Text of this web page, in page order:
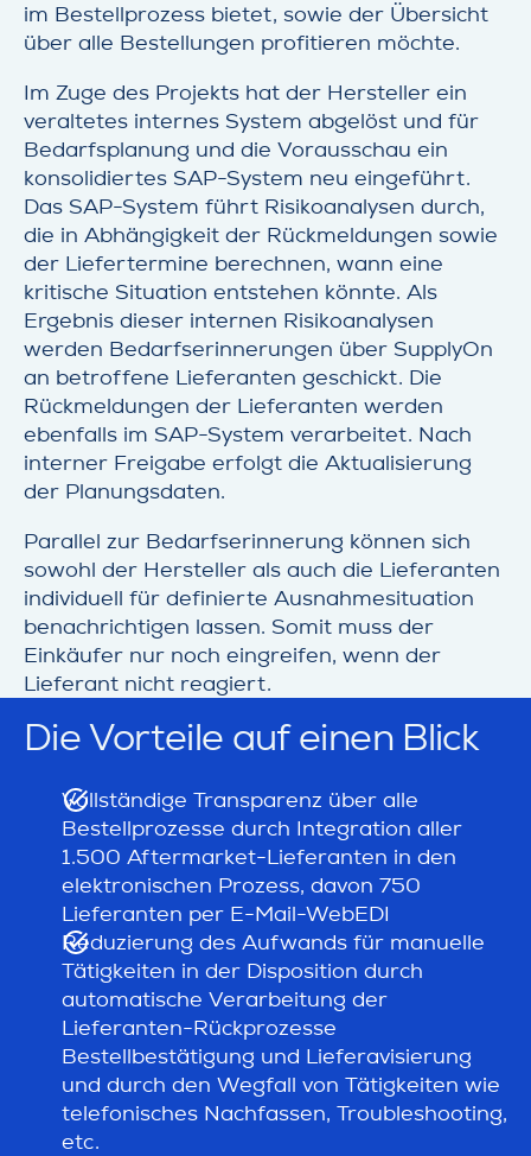
im Bestellprozess bietet, sowie der Übersicht
über alle Bestellungen profitieren möchte.
Im Zuge des Projekts hat der Hersteller ein
veraltetes internes System abgelöst und für
Bedarfsplanung und die Vorausschau ein
konsolidiertes SAP-System neu eingeführt.
Das SAP-System führt Risikoanalysen durch,
die in Abhängigkeit der Rückmeldungen sowie
der Liefertermine berechnen, wann eine
kritische Situation entstehen könnte. Als
Ergebnis dieser internen Risikoanalysen
werden Bedarfserinnerungen über SupplyOn
an betroffene Lieferanten geschickt. Die
Rückmeldungen der Lieferanten werden
ebenfalls im SAP-System verarbeitet. Nach
interner Freigabe erfolgt die Aktualisierung
der Planungsdaten.
Parallel zur Bedarfserinnerung können sich
sowohl der Hersteller als auch die Lieferanten
individuell für definierte Ausnahmesituation
benachrichtigen lassen. Somit muss der
Einkäufer nur noch eingreifen, wenn der
Lieferant nicht reagiert.
Die Vorteile auf einen Blick
Vollständige Transparenz über alle
Bestellprozesse durch Integration aller
1.500 Aftermarket-Lieferanten in den
elektronischen Prozess, davon 750
Lieferanten per E-Mail-WebEDI
Reduzierung des Aufwands für manuelle
Tätigkeiten in der Disposition durch
automatische Verarbeitung der
Lieferanten-Rückprozesse
Bestellbestätigung und Lieferavisierung
und durch den Wegfall von Tätigkeiten wie
telefonisches Nachfassen, Troubleshooting,
etc.